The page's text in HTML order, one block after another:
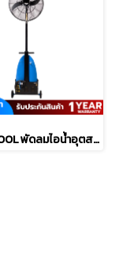
MASTERKOOL พัดลมไอน้ำอุตสาหกรรม 26" รุ่น IssyCool26